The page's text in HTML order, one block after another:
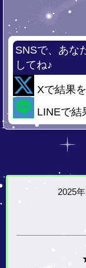
SNSで、あな
してね♪
Xで結果
LINEで結
2025